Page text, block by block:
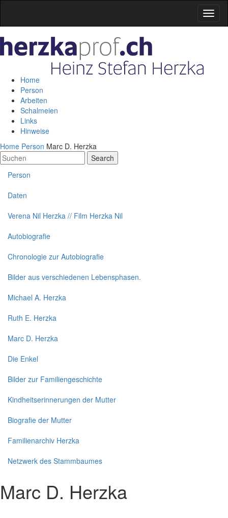
Home
Person
Arbeiten
Schalmeien
Links
Hinweise
Home Person Marc D. Herzka
Search
Person
Daten
Verena Nil Herzka // Film Herzka Nil
Autobiografie
Chronologie zur Autobiografie
Bilder aus verschiedenen Lebensphasen.
Michael A. Herzka
Ruth E. Herzka
Marc D. Herzka
Die Enkel
Bilder zur Familiengeschichte
Kindheitserinnerungen der Mutter
Biografie der Mutter
Familienarchiv Herzka
Netzwerk des Stammbaumes
Marc D. Herzka